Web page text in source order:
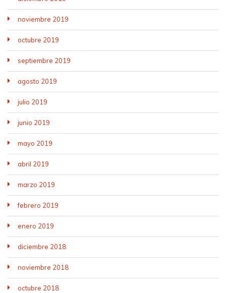
noviembre 2019
octubre 2019
septiembre 2019
agosto 2019
julio 2019
junio 2019
mayo 2019
abril 2019
marzo 2019
febrero 2019
enero 2019
diciembre 2018
noviembre 2018
octubre 2018